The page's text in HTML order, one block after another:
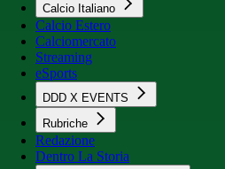
Calcio Italiano
Calcio Estero
Calciomercato
Streaming
eSports
DDD X EVENTS
Rubriche
Redazione
Dentro La Storia